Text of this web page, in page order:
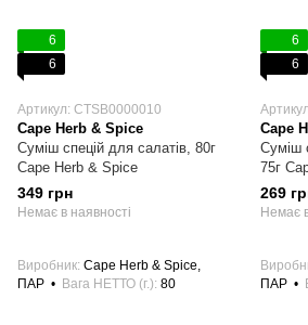
6
6
Артикул: CTSB0000010
Cape Herb & Spice
Суміш спецій для салатів, 80г
Cape Herb & Spice
349 грн
Немає в наявності
Виробник Cape Herb & Spice,
ПАР
Вага НЕТТО (г.) 80
6
6
Cape
Суміш
75г
269
Немає
ПАР